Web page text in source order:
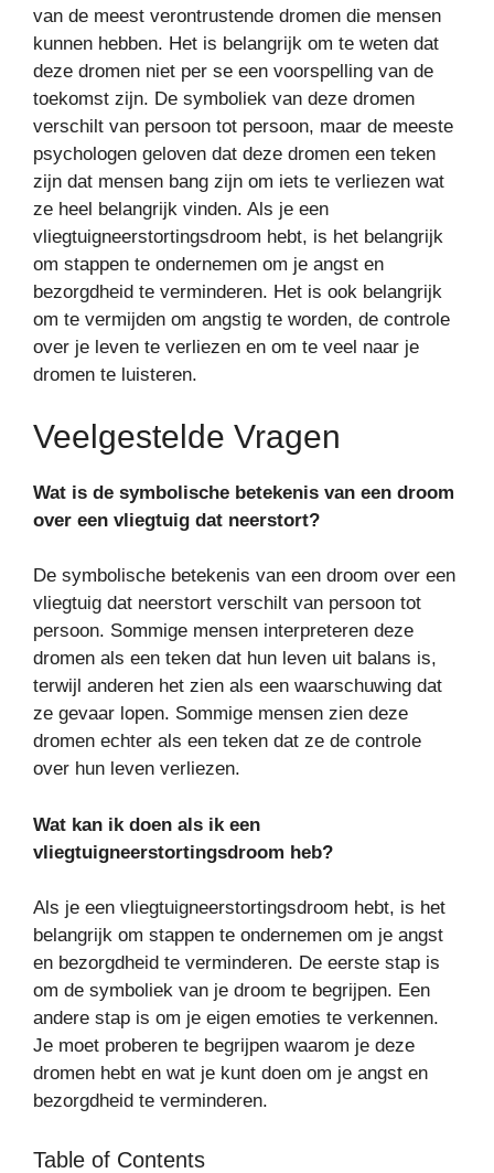
van de meest verontrustende dromen die mensen
kunnen hebben. Het is belangrijk om te weten dat
deze dromen niet per se een voorspelling van de
toekomst zijn. De symboliek van deze dromen
verschilt van persoon tot persoon, maar de meeste
psychologen geloven dat deze dromen een teken
zijn dat mensen bang zijn om iets te verliezen wat
ze heel belangrijk vinden. Als je een
vliegtuigneerstortingsdroom hebt, is het belangrijk
om stappen te ondernemen om je angst en
bezorgdheid te verminderen. Het is ook belangrijk
om te vermijden om angstig te worden, de controle
over je leven te verliezen en om te veel naar je
dromen te luisteren.
Veelgestelde Vragen
Wat is de symbolische betekenis van een droom
over een vliegtuig dat neerstort?
De symbolische betekenis van een droom over een
vliegtuig dat neerstort verschilt van persoon tot
persoon. Sommige mensen interpreteren deze
dromen als een teken dat hun leven uit balans is,
terwijl anderen het zien als een waarschuwing dat
ze gevaar lopen. Sommige mensen zien deze
dromen echter als een teken dat ze de controle
over hun leven verliezen.
Wat kan ik doen als ik een
vliegtuigneerstortingsdroom heb?
Als je een vliegtuigneerstortingsdroom hebt, is het
belangrijk om stappen te ondernemen om je angst
en bezorgdheid te verminderen. De eerste stap is
om de symboliek van je droom te begrijpen. Een
andere stap is om je eigen emoties te verkennen.
Je moet proberen te begrijpen waarom je deze
dromen hebt en wat je kunt doen om je angst en
bezorgdheid te verminderen.
Table of Contents